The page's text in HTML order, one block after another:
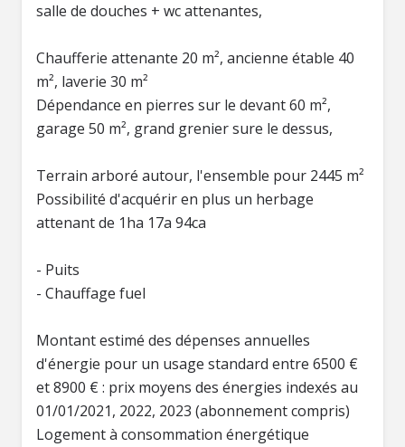
salle de douches + wc attenantes,
Chaufferie attenante 20 m², ancienne étable 40
m², laverie 30 m²
Dépendance en pierres sur le devant 60 m²,
garage 50 m², grand grenier sure le dessus,
Terrain arboré autour, l'ensemble pour 2445 m²
Possibilité d'acquérir en plus un herbage
attenant de 1ha 17a 94ca
- Puits
- Chauffage fuel
Montant estimé des dépenses annuelles
d'énergie pour un usage standard entre 6500 €
et 8900 € : prix moyens des énergies indexés au
01/01/2021, 2022, 2023 (abonnement compris)
Logement à consommation énergétique